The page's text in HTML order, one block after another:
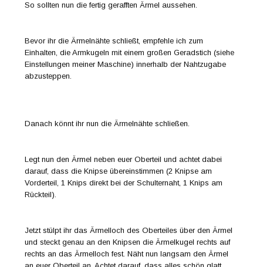
So sollten nun die fertig gerafften Ärmel aussehen.
Bevor ihr die Ärmelnähte schließt, empfehle ich zum
Einhalten, die Armkugeln mit einem großen Geradstich (siehe
Einstellungen meiner Maschine) innerhalb der Nahtzugabe
abzusteppen.
Danach könnt ihr nun die Ärmelnähte schließen.
Legt nun den Ärmel neben euer Oberteil und achtet dabei
darauf, dass die Knipse übereinstimmen (2 Knipse am
Vorderteil, 1 Knips direkt bei der Schulternaht, 1 Knips am
Rückteil).
Jetzt stülpt ihr das Ärmelloch des Oberteiles über den Ärmel
und steckt genau an den Knipsen die Ärmelkugel rechts auf
rechts an das Ärmelloch fest. Näht nun langsam den Ärmel